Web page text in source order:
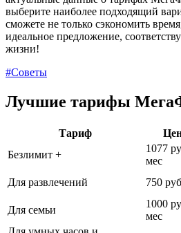
выберите наиболее подходящий
сможете не только сэкономить
идеальное предложение,
жизни!
#Советы
Лучшие тарифы
Тариф
Безлимит +
1077
мес
Для развлечений 750
Для семьи
1000
мес